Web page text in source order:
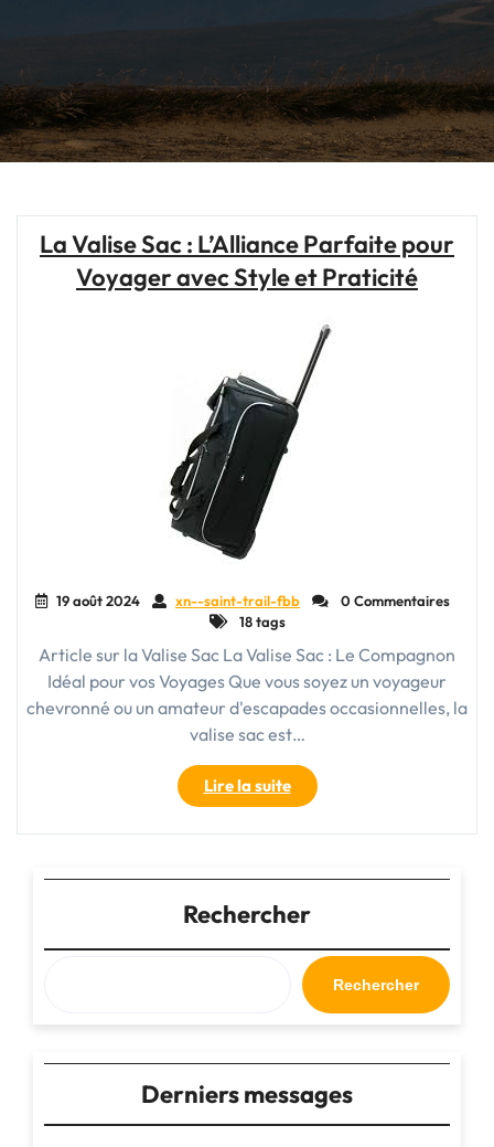
La Valise Sac : L’Alliance Parfaite pour
Voyager avec Style et Praticité
19 août 2024 xn--saint-trail-fbb
0 Commentaires
18 tags
Article sur la Valise Sac La Valise Sac : Le Compagnon
Idéal pour vos Voyages Que vous soyez un voyageur
chevronné ou un amateur d'escapades occasionnelles, la
valise sac est…
Lire la suite"La
Valise
Sac
L’Alliance
Parfaite
pour
Voyager
avec
Style
Rechercher
Rechercher
Derniers messages